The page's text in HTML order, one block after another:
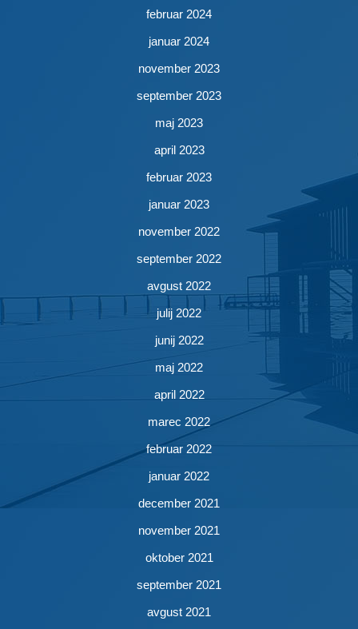
februar 2024
januar 2024
november 2023
september 2023
maj 2023
april 2023
februar 2023
januar 2023
november 2022
september 2022
avgust 2022
julij 2022
junij 2022
maj 2022
april 2022
marec 2022
februar 2022
januar 2022
december 2021
november 2021
oktober 2021
september 2021
avgust 2021